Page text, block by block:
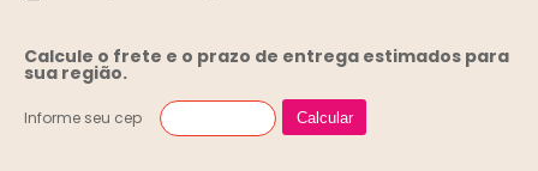
Calcule o frete e o prazo de entrega estimados para
sua região.
Informe seu cep Calcular